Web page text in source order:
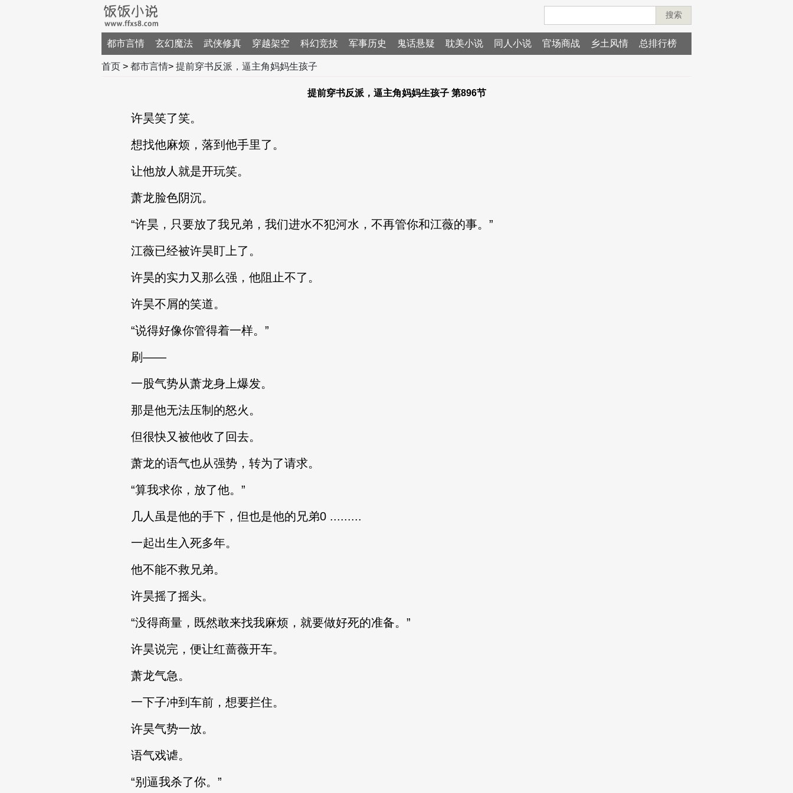
搜索
都市言情 玄幻魔法 武侠修真 穿越架空 科幻竞技 军事历史 鬼话悬疑 耽美小说 同人小说 官场商战 乡土风情 总排行榜
首页 > 都市言情> 提前穿书反派，逼主角妈妈生孩子
提前穿书反派，逼主角妈妈生孩子 第896节
许昊笑了笑。
想找他麻烦，落到他手里了。
让他放人就是开玩笑。
萧龙脸色阴沉。
“许昊，只要放了我兄弟，我们进水不犯河水，不再管你和江薇的事。”
江薇已经被许昊盯上了。
许昊的实力又那么强，他阻止不了。
许昊不屑的笑道。
“说得好像你管得着一样。”
刷——
一股气势从萧龙身上爆发。
那是他无法压制的怒火。
但很快又被他收了回去。
萧龙的语气也从强势，转为了请求。
“算我求你，放了他。”
几人虽是他的手下，但也是他的兄弟0 .........
一起出生入死多年。
他不能不救兄弟。
许昊摇了摇头。
“没得商量，既然敢来找我麻烦，就要做好死的准备。”
许昊说完，便让红蔷薇开车。
萧龙气急。
一下子冲到车前，想要拦住。
许昊气势一放。
语气戏谑。
“别逼我杀了你。”